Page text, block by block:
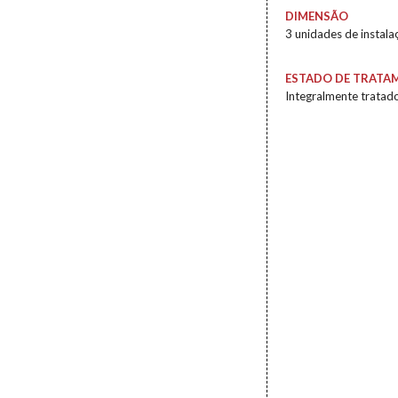
DIMENSÃO
3 unidades de
ESTADO DE
Integralmente